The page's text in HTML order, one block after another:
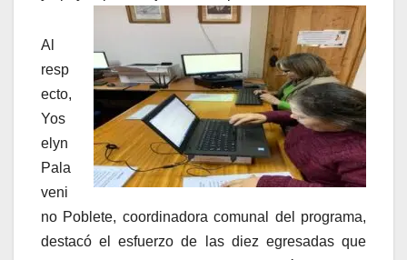
Al
resp
ecto,
Yos
elyn
Pala
veni
no Poblete, coordinadora comunal del programa,
destacó el esfuerzo de las diez egresadas que